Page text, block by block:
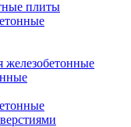
плиты
железобетонные